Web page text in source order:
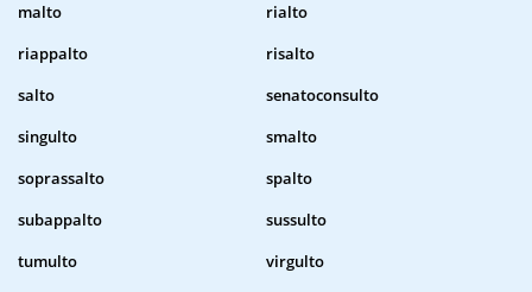
malto
rialto
riappalto
risalto
salto
senatoconsulto
singulto
smalto
soprassalto
spalto
subappalto
sussulto
tumulto
virgulto